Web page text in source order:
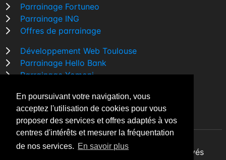
En poursuivant votre navigation, vous
acceptez l'utilisation de cookies pour vous
proposer des services et offres adaptés à vos
centres d'intérêts et mesurer la fréquentation
de nos services. En savoir plus
Parrainage Fortuneo
Parrainage ING
Offres de parrainage
Développement Web Toulouse
Parrainage Hello Bank
Parrainage Yomoni
Comparatif banque
By Night v5.7.3| © 2026 - Tous droits réservés